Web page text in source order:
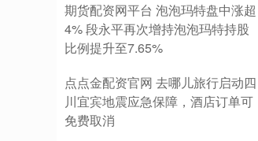
期货配资网平台 泡泡玛特盘中涨超
4% 段永平再次增持泡泡玛特持股
比例提升至7.65%
点点金配资官网 去哪儿旅行启动四
川宜宾地震应急保障，酒店订单可
免费取消